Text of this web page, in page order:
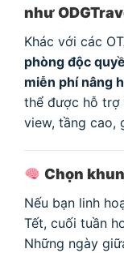
như
Khác với các
phòng độc
miễn phí nâng
thể được hỗ trợ
view, tầng cao,
Chọn
Nếu bạn linh
Tết, cuối tuần
Những ngày